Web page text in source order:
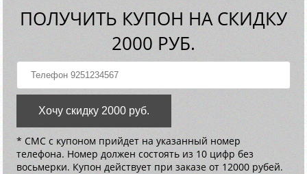
ПОЛУЧИТЬ КУПОН НА СКИДКУ
2000 РУБ.
Хочу скидку 2000 руб.
* СМС с купоном прийдет на указанный номер
телефона. Номер должен состоять из 10 цифр без
восьмерки. Купон действует при заказе от 12000 рубей.